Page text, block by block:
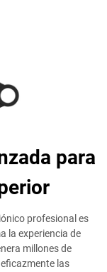
para
profesional es
la experiencia de
millones de
las